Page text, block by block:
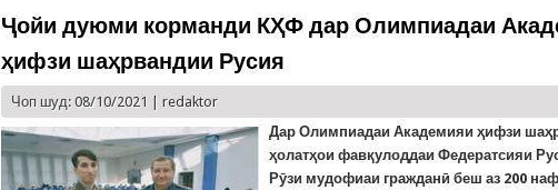
Ҷойи дуюми корманди КҲФ дар Олимпиадаи
ҳифзи шаҳрвандии Русия
Чоп шуд: 08/10/2021 |redaktor
Дар Олимпиадаи Академияиҳифзи
ҳолатҳои фавқулоддаи Федератсияи
Рӯзи мудофиаи гражданӣ беш аз 200